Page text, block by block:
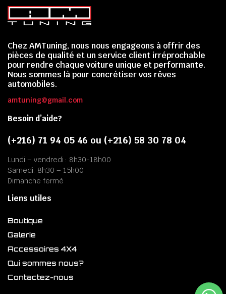
Chez AMTuning, nous nous engageons à offrir des
pièces de qualité et un service client irréprochable
pour rendre chaque voiture unique et performante.
Nous sommes là pour concrétiser vos rêves
automobiles.
amtuning@gmail.com
Besoin d’aide?
(+216) 71 94 05 46 ou (+216) 58 30 78 04
Lundi – vendredi : 8h30-18h00
Samedi: 8h30 – 15h00
Dimanche fermé
Liens utiles
Boutique
Galerie
Accessoires 4X4
Qui sommes nous?
Contactez-nous